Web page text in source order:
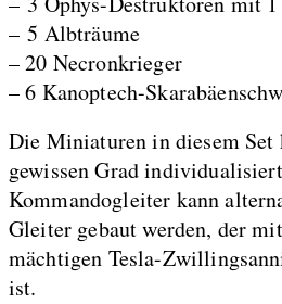
– 5 Albträume
– 20 Necronkrieger
– 6 Kanoptech-
Die Miniaturen in diesem Set
gewissen Grad
Kommandogleiter kann
Gleiter gebaut werden, der
mächtigen Tesla-
ist.